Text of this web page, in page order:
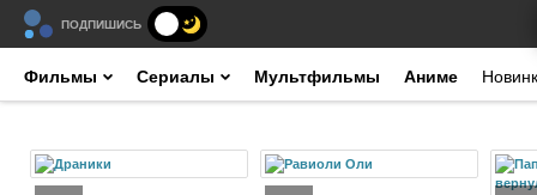
ПОДПИШИСЬ
Фильмы Сериалы Мультфильмы Аниме